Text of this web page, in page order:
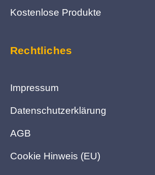
Kostenlose Produkte
Rechtliches
Impressum
Datenschutzerklärung
AGB
Cookie Hinweis (EU)